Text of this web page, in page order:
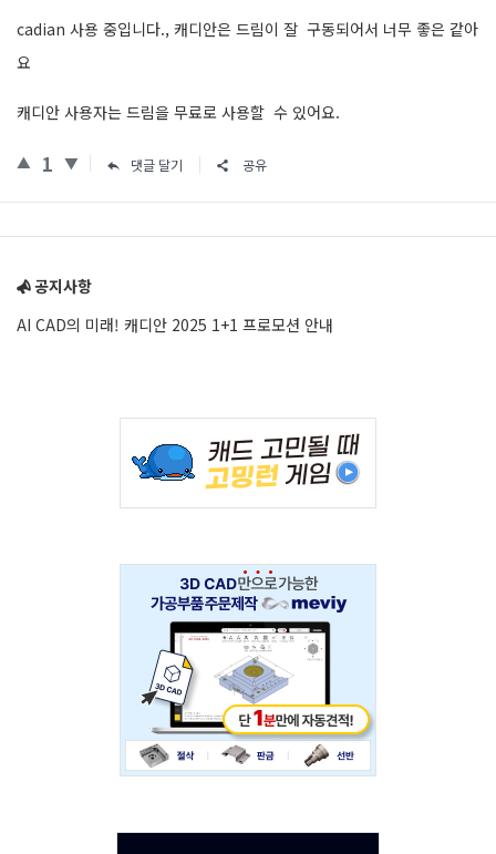
cadian 사용 중입니다., 캐디안은 드림이 잘 구동되어서 너무 좋은 같아
요
캐디안 사용자는 드림을 무료로 사용할 수 있어요.
1 댓글 달기 공유
공지사항
AI CAD의 미래! 캐디안 2025 1+1 프로모션 안내